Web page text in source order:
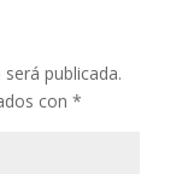
publicada.
con *